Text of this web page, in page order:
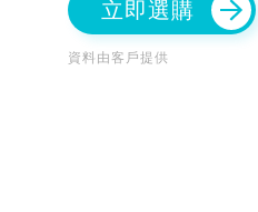
立即選購
資料由客戶提供